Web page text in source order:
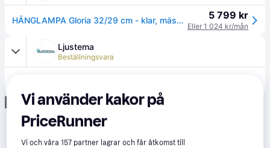
HÄNGLAMPA Gloria 32/29 cm - klar, mässingsfärgad 5 799 kr
Eller 1 024 kr/mån
Ljustema
Beställningsvara
AnnonsVi använder kakor på
PriceRunner
Vi och våra157 partner lagrar och får åtkomst till